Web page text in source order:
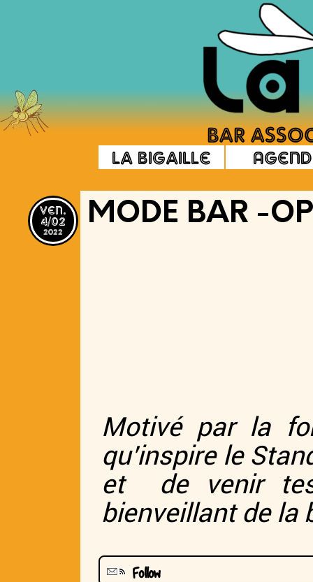
La Bigaille
ven.
4/02
2022
MODE BAR -
Motivé par la
qu’inspire le
et de venir
bienveillant de la
Follow